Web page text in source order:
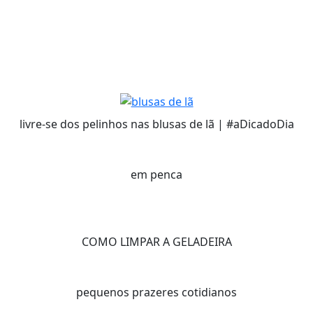
livre-se dos pelinhos nas blusas de lã | #aDicadoDia
em penca
COMO LIMPAR A GELADEIRA
pequenos prazeres cotidianos